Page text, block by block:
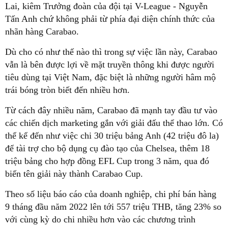
Lai, kiêm Trưởng đoàn của đội tại V-League - Nguyễn
Tấn Anh chứ không phải từ phía đại diện chính thức của
nhãn hàng Carabao.
Dù cho có như thế nào thì trong sự việc lần này, Carabao
vẫn là bên được lợi về mặt truyền thông khi được người
tiêu dùng tại Việt Nam, đặc biệt là những người hâm mộ
trái bóng tròn biết đến nhiều hơn.
Từ cách đây nhiều năm, Carabao đã mạnh tay đầu tư vào
các chiến dịch marketing gắn với giải đấu thể thao lớn. Có
thể kể đến như việc chi 30 triệu bảng Anh (42 triệu đô la)
để tài trợ cho bộ dụng cụ đào tạo của Chelsea, thêm 18
triệu bảng cho hợp đồng EFL Cup trong 3 năm, qua đó
biến tên giải này thành Carabao Cup.
Theo số liệu báo cáo của doanh nghiệp, chi phí bán hàng
9 tháng đầu năm 2022 lên tới 557 triệu THB, tăng 23% so
với cùng kỳ do chi nhiều hơn vào các chương trình